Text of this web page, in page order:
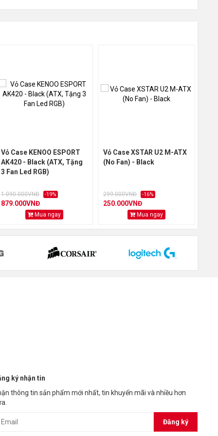
Mặt
(ABS)
chắc
lưới
Vỏ Case KENOO ESPORT
AK420 - Black (ATX, Tặng
3 Fan Led RGB)
1.090.000VNĐ -19%
879.000VNĐ
Mua ngay
Vỏ Case XSTAR U2 M-ATX
(No Fan) - Black
299.000VNĐ -16%
250.000VNĐ
Mua ngay
ký nhận tin
thông tin sản phẩm mới nhất, tin khuyến mãi và nhiều hơn
Đăng ký